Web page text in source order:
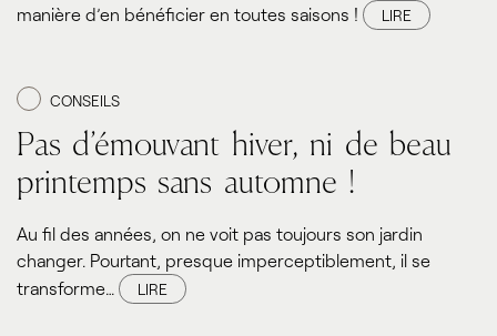
manière d’en bénéficier en toutes saisons !
LIRE
CONSEILS
Pas d’émouvant hiver, ni de beau
printemps sans automne !
Au fil des années, on ne voit pas toujours son jardin
changer. Pourtant, presque imperceptiblement, il se
transforme…
LIRE